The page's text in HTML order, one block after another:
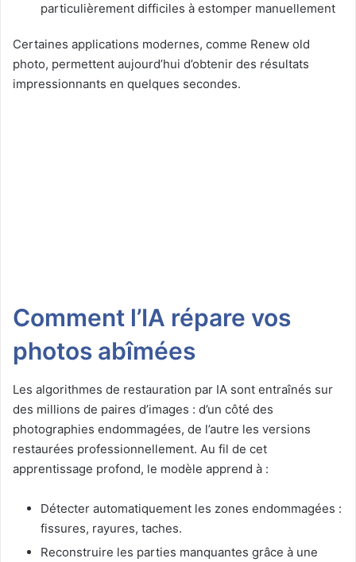
particulièrement difficiles à estomper manuellement
Certaines applications modernes, comme Renew old
photo, permettent aujourd’hui d’obtenir des résultats
impressionnants en quelques secondes.
Comment l’IA répare vos
photos abîmées
Les algorithmes de restauration par IA sont entraînés sur
des millions de paires d’images : d’un côté des
photographies endommagées, de l’autre les versions
restaurées professionnellement. Au fil de cet
apprentissage profond, le modèle apprend à :
Détecter automatiquement les zones endommagées :
fissures, rayures, taches.
Reconstruire les parties manquantes grâce à une